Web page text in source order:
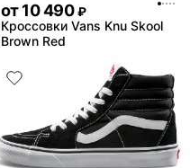
от10 490 ₽
Кроссовки Vans Knu Skool
Brown Red